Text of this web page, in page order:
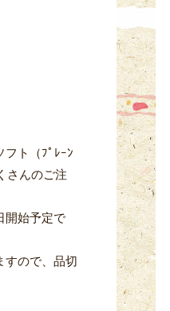
フト（ﾌﾟﾚｰﾝ
さんのご注
開始予定で
すので、品切